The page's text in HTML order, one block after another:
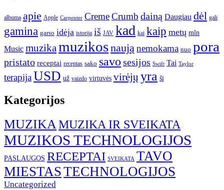
albumą apie Apple Carpenter CremeCrumb dainą Daugiau dėl gali
gamina garso idėja istorija iš JAV kad kai kaip metų mln
Music muzika muzikosnaują nemokama nuo pora
pristato receptai receptas sako savo sesijos Swift Tai Taylor
terapijaUSD už vaizdo virtuvės virėjų yra šį
Kategorijos
MUZIKAMUZIKA IR SVEIKATA
MUZIKOS TECHNOLOGIJOS
PASLAUGOS RECEPTAI SVEIKATA TAVO
MIESTASTECHNOLOGIJOS
Uncategorized